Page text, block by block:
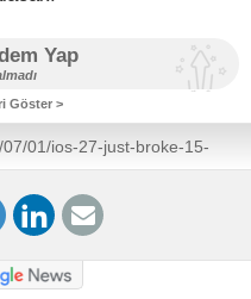
Yap
Göster >
01/ios-27-just-broke-15-
iphone-and-ipad/